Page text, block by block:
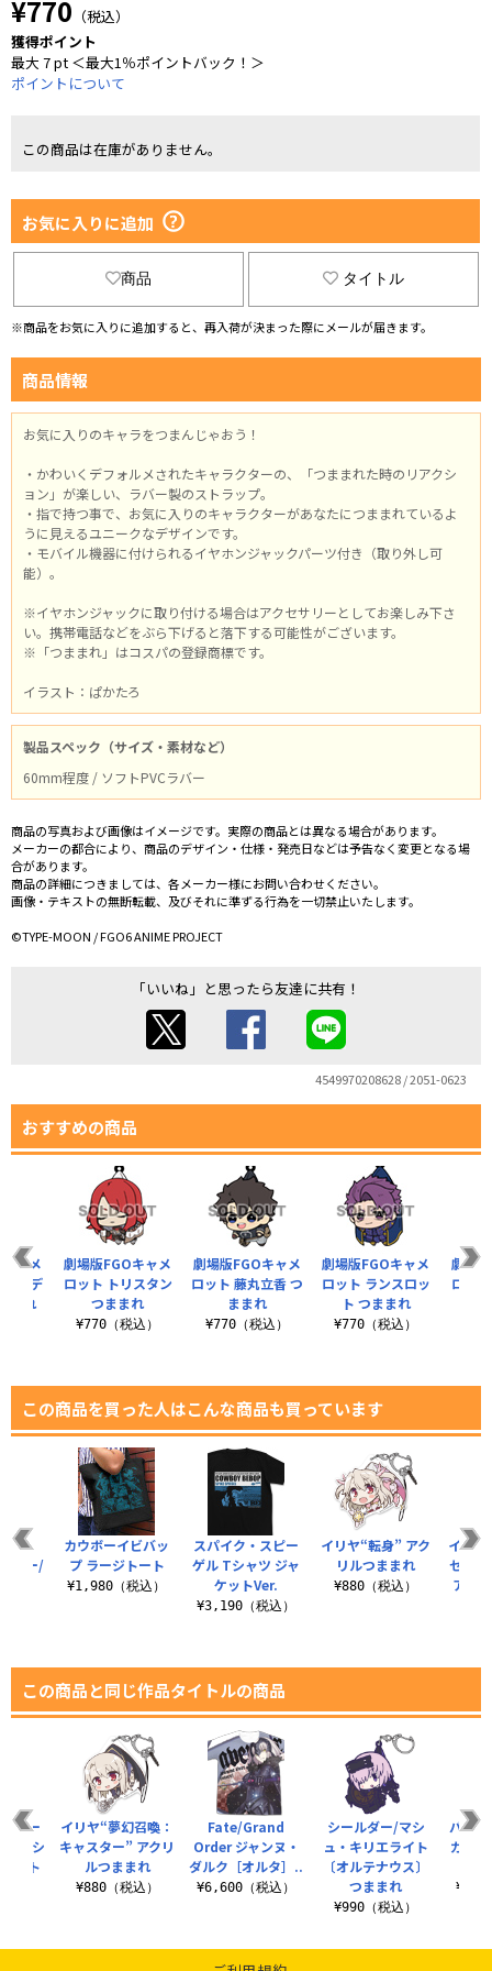
¥770 （税込）
獲得ポイント
最大 7 pt ＜最大1％ポイントバック！＞
ポイントについて
この商品は在庫がありません。
お気に入りに追加
商品 タイトル
※商品をお気に入りに追加すると、再入荷が決まった際にメールが届きます。
商品情報
お気に入りのキャラをつまんじゃおう！
・かわいくデフォルメされたキャラクターの、「つままれた時のリアクシ
ョン」が楽しい、ラバー製のストラップ。
・指で持つ事で、お気に入りのキャラクターがあなたにつままれているよ
うに見えるユニークなデザインです。
・モバイル機器に付けられるイヤホンジャックパーツ付き（取り外し可
能）。
※イヤホンジャックに取り付ける場合はアクセサリーとしてお楽しみ下さ
い。携帯電話などをぶら下げると落下する可能性がございます。
※「つままれ」はコスパの登録商標です。
イラスト：ぱかたろ
製品スペック（サイズ・素材など）
60mm程度 / ソフトPVCラバー
商品の写真および画像はイメージです。実際の商品とは異なる場合があります。
メーカーの都合により、商品のデザイン・仕様・発売日などは予告なく変更となる場
合があります。
商品の詳細につきましては、各メーカー様にお問い合わせください。
画像・テキストの無断転載、及びそれに準ずる行為を一切禁止いたします。
©TYPE-MOON / FGO6 ANIME PROJECT
「いいね」と思ったら友達に共有！
4549970208628 / 2051-0623
おすすめの商品
劇場版FGOキャメ
ロット 藤丸立香 つ
ままれ
¥770（税込）
劇場版FGOキャメ
ロット ランスロッ
ト つままれ
¥770（税込）
劇場
ロッ
ャメ
ンデ
まれ
劇場版FGOキャメ
ロット トリスタン
つままれ
¥770（税込）
この商品を買った人はこんな商品も買っています
スパイク・スピー
ゲル Tシャツ ジャ
ケットVer.
¥3,190（税込）
イリヤ“転身” アク
リルつままれ
¥880（税込）
イリ
セイ
アク
ャー/
カウボーイビバッ
プ ラージトート
¥1,980（税込）
この商品と同じ作品タイトルの商品
Fate/Grand
Order ジャンヌ・
ダルク［オルタ］..
¥6,600（税込）
シールダー/マシ
ュ・キリエライト
〔オルテナウス〕
つままれ
¥990（税込）
バー
ガン
どー
/マシ
イト
イリヤ“夢幻召喚：
キャスター” アクリ
ルつままれ
¥880（税込）